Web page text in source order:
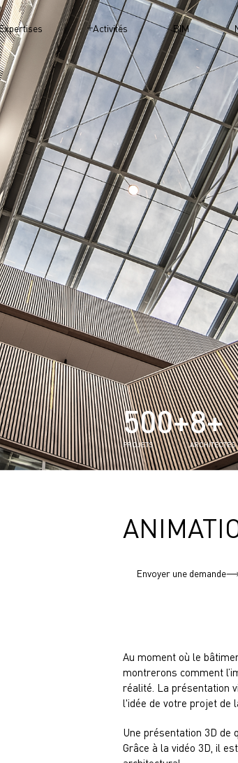
Activités BIM
500+
PROJETS
8+
ARCHITECTES
Envoyer une demande
Au moment où le
montrerons comment
réalité. La présentation
l'idée de votre projet de
Une présentation 3D de
Grâce à la vidéo 3D, il